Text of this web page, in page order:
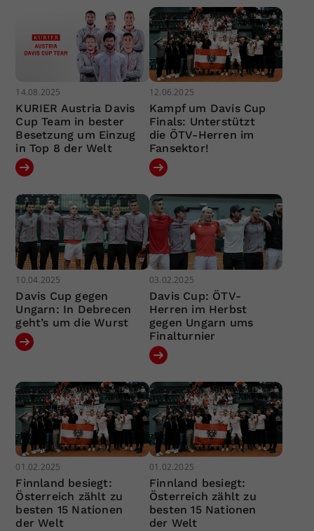
14.08.2025
KURIER Austria Davis
Cup Team in bester
Besetzung um Einzug
in Top 8 der Welt
12.06.2025
Kampf um Davis Cup
Finals: Unterstützt
die ÖTV-Herren im
Fansektor!
10.04.2025
Davis Cup gegen
Ungarn: In Debrecen
geht’s um die Wurst
03.02.2025
Davis Cup: ÖTV-
Herren im Herbst
gegen Ungarn ums
Finalturnier
01.02.2025
Finnland besiegt:
Österreich zählt zu
besten 15 Nationen
der Welt
01.02.2025
Finnland besiegt:
Österreich zählt zu
besten 15 Nationen
der Welt